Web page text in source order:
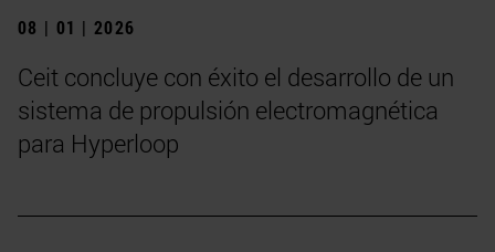
08 | 01 | 2026
Ceit concluye con éxito el desarrollo de un
sistema de propulsión electromagnética
para Hyperloop